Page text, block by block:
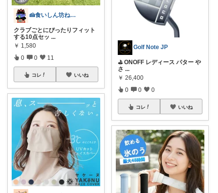
🍰食いしん坊ねっこ🍩毎日タロット占い
クラブごとにぴったりフィット
する10点セッ ...
￥ 1,580
0 0 11
コレ いいね
Golf Note JP
⛳ ONOFF レディース パター や
さ ...
￥ 26,400
0 0 0
コレ いいね